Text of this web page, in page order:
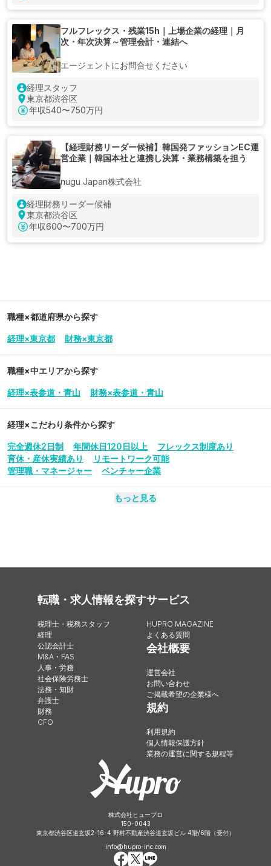
フルフレックス・残業15h｜上場企業の経理｜月
次・年次決算～管理会計・連結へ
エージェントにお問合せください
経理スタッフ
東京都渋谷区
年収540〜750万円
【経理財務リーダー候補】韓国発ファッションEC運
営企業｜韓国本社と連携し決算・業務構築を担う
nugu Japan株式会社
経理財務リーダー候補
東京都渋谷区
年収600〜700万円
職種×都道府県から探す
経理×東京都 財務×東京都
職種×中エリアから探す
経理×表参道・青山 財務×表参道・青山
経理×こだわり条件から探す
完全週休2日制 年間休日120日以上
フレックス制度あり
育休・産休実績あり
リモートワーク可能
管理職・マネージャー
ベンチャー企業
もっと見る
転職・求人情報を探す
税理士・税務スタッフ
経理
公認会計士
M&A・FAS
人事・労務
社会保険労務士
法務・知財
弁護士
財務
CFO
サービス
HUPRO MAGAZINE
よくある質問
会社概要
運営会社
お問い合わせ
ご掲載希望の企業様へ
規約
利用規約
個人情報保護方針
業務の運営に関する規程等
株式会社ヒュープロ
150-0043
東京都渋谷区道玄坂2-16-4 野村不動産渋谷道玄坂ビル 4階/6階（受付）
info@hupro-inc.com